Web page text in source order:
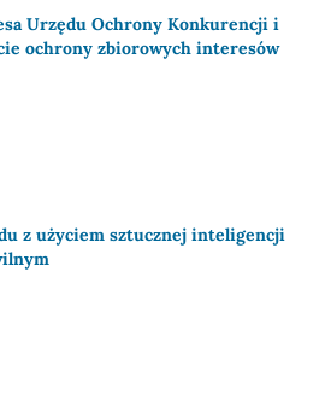
Urzędu Ochrony Konkurencji i
ochrony zbiorowych interesów
z użyciem sztucznej inteligencji